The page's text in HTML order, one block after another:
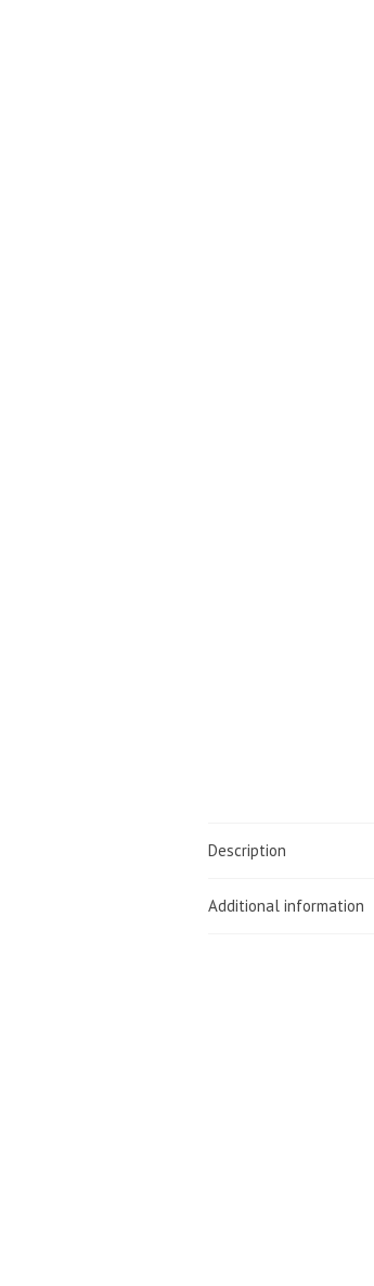
Description
Additional information